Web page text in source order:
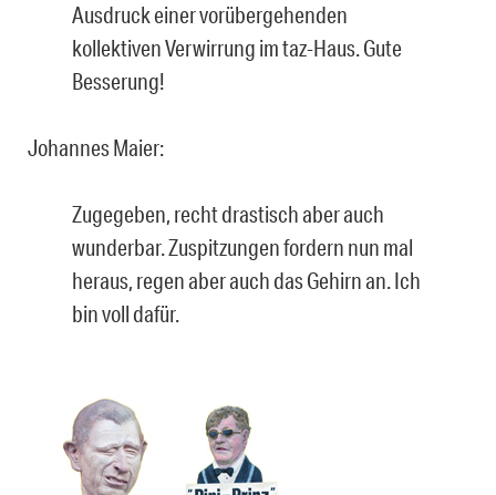
Ausdruck einer vorübergehenden
kollektiven Verwirrung im taz-Haus. Gute
Besserung!
Johannes Maier:
Zugegeben, recht drastisch aber auch
wunderbar. Zuspitzungen fordern nun mal
heraus, regen aber auch das Gehirn an. Ich
bin voll dafür.